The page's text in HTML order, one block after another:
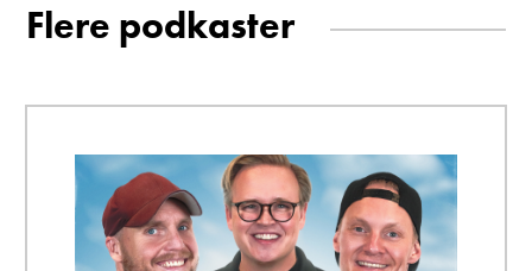
Flere podkaster